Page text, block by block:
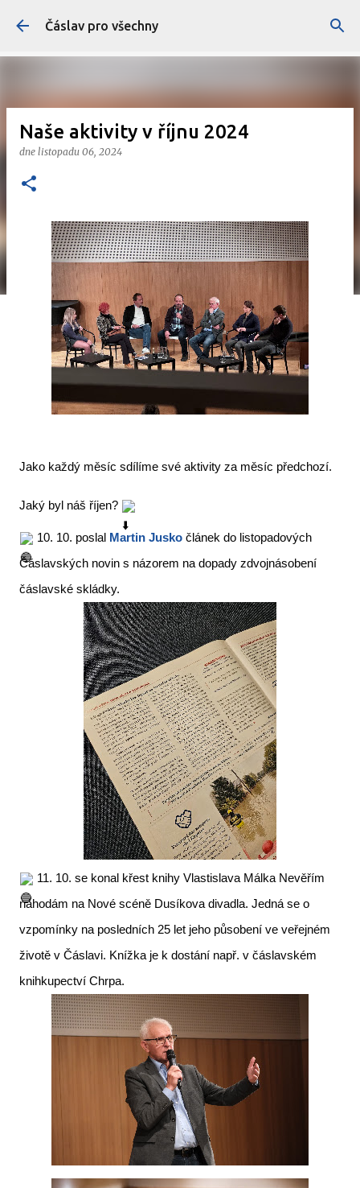
Přeskočit na hlavní obsah
Čáslav pro všechny
Naše aktivity v říjnu 2024
dne listopadu 06, 2024
Jako každý měsíc sdílíme své aktivity za měsíc předchozí.
Jaký byl náš říjen?
10. 10. poslal Martin Jusko článek do listopadových
Čáslavských novin s názorem na dopady zdvojnásobení
čáslavské skládky.
11. 10. se konal křest knihy Vlastislava Málka Nevěřím
náhodám na Nové scéně Dusíkova divadla. Jedná se o
vzpomínky na posledních 25 let jeho působení ve veřejném
životě v Čáslavi. Knížka je k dostání např. v čáslavském
knihkupectví Chrpa.